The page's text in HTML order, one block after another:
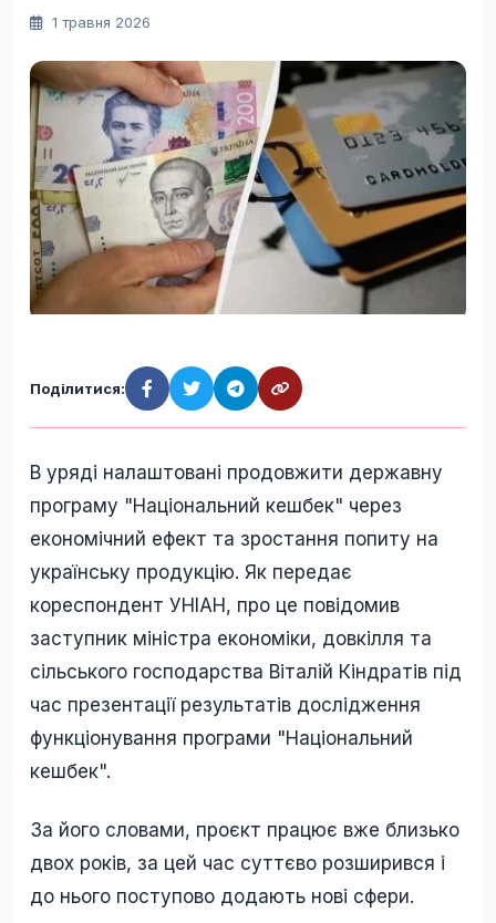
1 травня 2026
Поділитися:
В уряді налаштовані продовжити державну
програму "Національний кешбек" через
економічний ефект та зростання попиту на
українську продукцію. Як передає
кореспондент УНІАН, про це повідомив
заступник міністра економіки, довкілля та
сільського господарства Віталій Кіндратів під
час презентації результатів дослідження
функціонування програми "Національний
кешбек".
За його словами, проєкт працює вже близько
двох років, за цей час суттєво розширився і
до нього поступово додають нові сфери.